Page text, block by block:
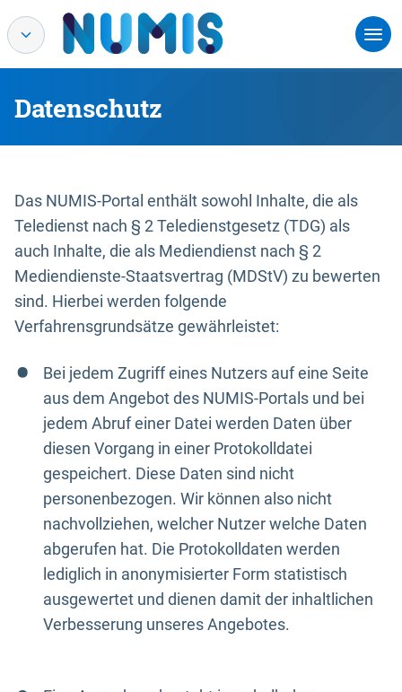
Datenschutz
Das NUMIS-Portal enthält sowohl Inhalte, die als
Teledienst nach § 2 Teledienstgesetz (TDG) als
auch Inhalte, die als Mediendienst nach § 2
Mediendienste-Staatsvertrag (MDStV) zu bewerten
sind. Hierbei werden folgende
Verfahrensgrundsätze gewährleistet:
Bei jedem Zugriff eines Nutzers auf eine Seite
aus dem Angebot des NUMIS-Portals und bei
jedem Abruf einer Datei werden Daten über
diesen Vorgang in einer Protokolldatei
gespeichert. Diese Daten sind nicht
personenbezogen. Wir können also nicht
nachvollziehen, welcher Nutzer welche Daten
abgerufen hat. Die Protokolldaten werden
lediglich in anonymisierter Form statistisch
ausgewertet und dienen damit der inhaltlichen
Verbesserung unseres Angebotes.